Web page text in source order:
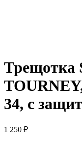
Трещотка
34, с
1 250 ₽